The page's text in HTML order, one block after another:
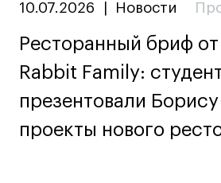
10.07.2026 Новости
Ресторанный бриф
Rabbit Family:
презентовали
проекты нового